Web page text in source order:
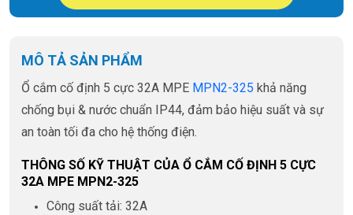
MÔ TẢ SẢN PHẨM
Ổ cắm cố định 5 cực 32A MPE MPN2-325 khả năng
chống bụi & nước chuẩn IP44, đảm bảo hiệu suất và sự
an toàn tối đa cho hệ thống điện.
THÔNG SỐ KỸ THUẬT CỦA Ổ CẮM CỐ ĐỊNH 5 CỰC
32A MPE MPN2-325
Công suất tải: 32A